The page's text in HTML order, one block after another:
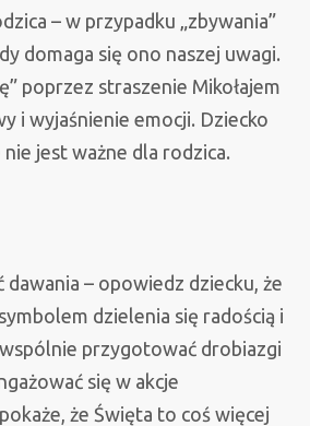
– w przypadku „zbywania”
domaga się ono naszej uwagi.
poprzez straszenie Mikołajem
i wyjaśnienie emocji. Dziecko
jest ważne dla rodzica.
dawania – opowiedz dziecku, że
dzielenia się radością i
przygotować drobiazgi
się w akcje
że Święta to coś więcej